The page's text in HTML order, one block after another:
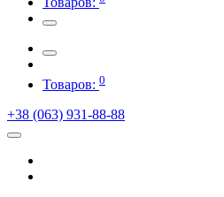
Товаров: 0
+38 (063) 931-88-88